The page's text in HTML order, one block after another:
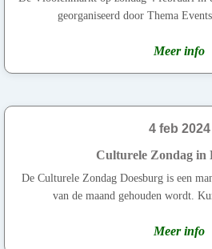
georganiseerd door Thema
Meer info
4 feb 2024
Culturele Zondag in
De Culturele Zondag Doesburg is een
van de maand gehouden wordt.
Meer info